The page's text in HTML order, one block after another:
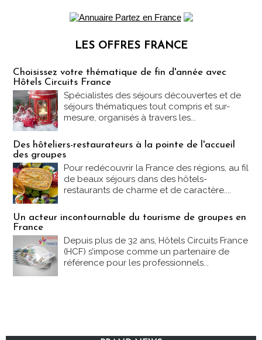
LES OFFRES FRANCE
Choisissez votre thématique de fin d'année avec
Hôtels Circuits France
Spécialistes des séjours découvertes et de
séjours thématiques tout compris et sur-
mesure, organisés à travers les...
Des hôteliers-restaurateurs à la pointe de l'accueil
des groupes
Pour redécouvrir la France des régions, au fil
de beaux séjours dans des hôtels-
restaurants de charme et de caractère....
Un acteur incontournable du tourisme de groupes en
France
Depuis plus de 32 ans, Hôtels Circuits France
(HCF) s’impose comme un partenaire de
référence pour les professionnels...